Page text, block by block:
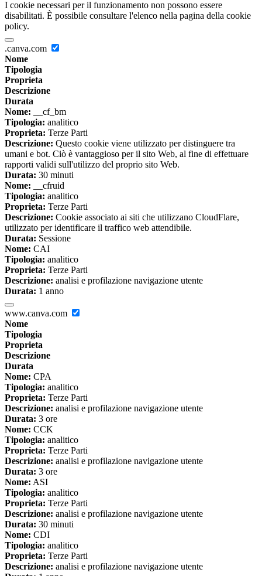
I cookie necessari per il funzionamento non possono essere
disabilitati. È possibile consultare l'elenco nella pagina della cookie
policy.
.canva.com
Nome
Tipologia
Proprieta
Descrizione
Durata
Nome: __cf_bm
Tipologia: analitico
Proprieta: Terze Parti
Descrizione: Questo cookie viene utilizzato per distinguere tra
umani e bot. Ciò è vantaggioso per il sito Web, al fine di effettuare
rapporti validi sull'utilizzo del proprio sito Web.
Durata: 30 minuti
Nome: __cfruid
Tipologia: analitico
Proprieta: Terze Parti
Descrizione: Cookie associato ai siti che utilizzano CloudFlare,
utilizzato per identificare il traffico web attendibile.
Durata: Sessione
Nome: CAI
Tipologia: analitico
Proprieta: Terze Parti
Descrizione: analisi e profilazione navigazione utente
Durata: 1 anno
www.canva.com
Nome
Tipologia
Proprieta
Descrizione
Durata
Nome: CPA
Tipologia: analitico
Proprieta: Terze Parti
Descrizione: analisi e profilazione navigazione utente
Durata: 3 ore
Nome: CCK
Tipologia: analitico
Proprieta: Terze Parti
Descrizione: analisi e profilazione navigazione utente
Durata: 3 ore
Nome: ASI
Tipologia: analitico
Proprieta: Terze Parti
Descrizione: analisi e profilazione navigazione utente
Durata: 30 minuti
Nome: CDI
Tipologia: analitico
Proprieta: Terze Parti
Descrizione: analisi e profilazione navigazione utente